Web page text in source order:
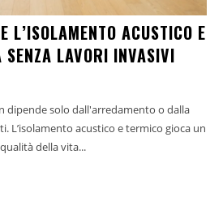
L’ISOLAMENTO ACUSTICO E
LAVORI INVASIVI
dipende solo dall'arredamento o dalla
L’isolamento acustico e termico gioca un
della vita...